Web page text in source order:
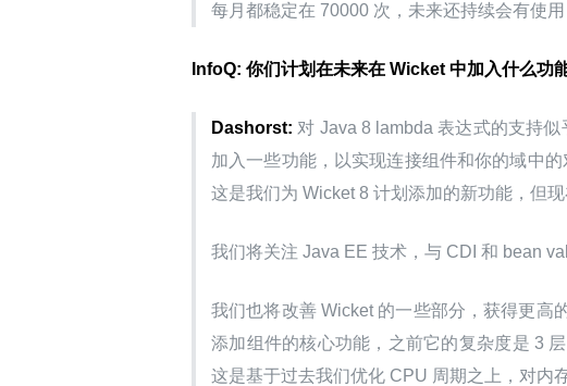
每月都稳定在 70000 次，未来还持续会有使用
InfoQ: 你们计划在未来在 Wicket 中加入什么功
Dashorst: 对 Java 8 lambda 表达式的支持
加入一些功能，以实现连接组件和你的域中
这是我们为 Wicket 8 计划添加的新功能，但
我们将关注 Java EE 技术，与 CDI 和 bean
我们也将改善 Wicket 的一些部分，获得更高
添加组件的核心功能，之前它的复杂度是 3
这是基于过去我们优化 CPU 周期之上，对内